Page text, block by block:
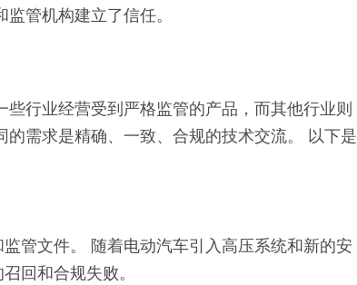
管机构建立了信任。
行业经营受到严格监管的产品，而其他行业则
需求是精确、一致、合规的技术交流。 以下是
管文件。 随着电动汽车引入高压系统和新的安
回和合规失败。